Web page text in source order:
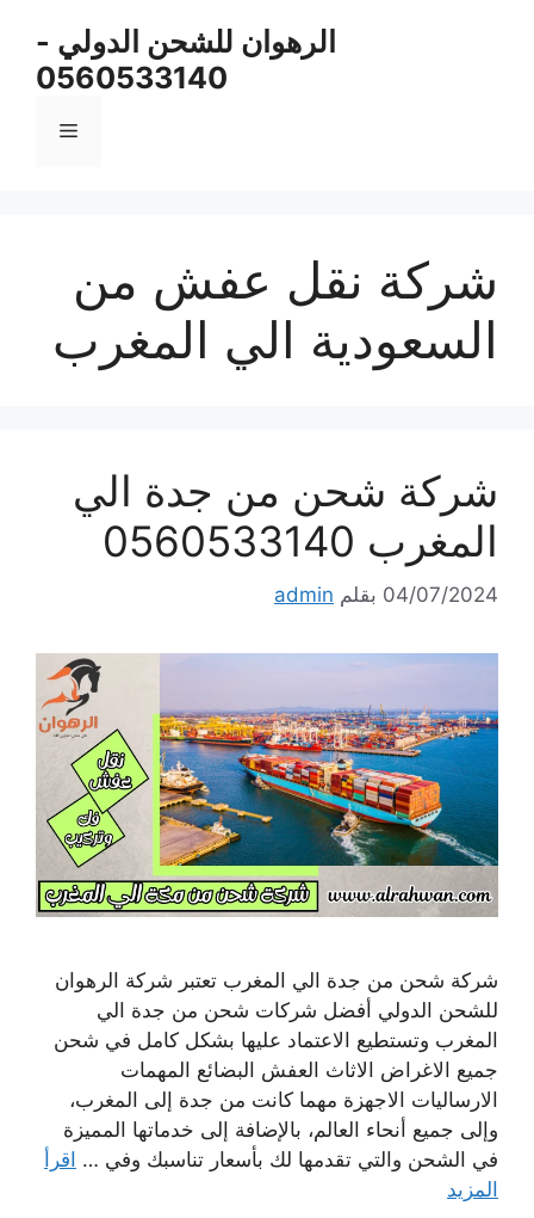
الرهوان للشحن الدولي -
0560533140
القائمة
شركة نقل عفش من
السعودية الي المغرب
شركة شحن من جدة الي
المغرب 0560533140
04/07/2024 بقلم admin
شركة شحن من جدة الي المغرب تعتبر شركة الرهوان
للشحن الدولي أفضل شركات شحن من جدة الي
المغرب وتستطيع الاعتماد عليها بشكل كامل في شحن
جميع الاغراض الاثاث العفش البضائع المهمات
الارساليات الاجهزة مهما كانت من جدة إلى المغرب،
وإلى جميع أنحاء العالم، بالإضافة إلى خدماتها المميزة
في الشحن والتي تقدمها لك بأسعار تناسبك وفي … اقرأ
المزيد